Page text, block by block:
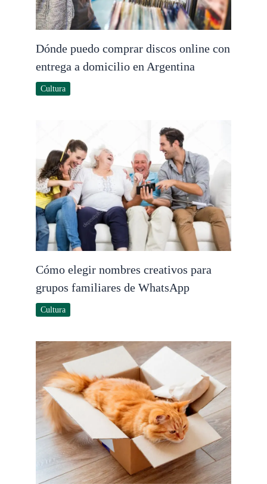
Dónde puedo comprar discos online con
entrega a domicilio en Argentina
Cultura
Cómo elegir nombres creativos para
grupos familiares de WhatsApp
Cultura